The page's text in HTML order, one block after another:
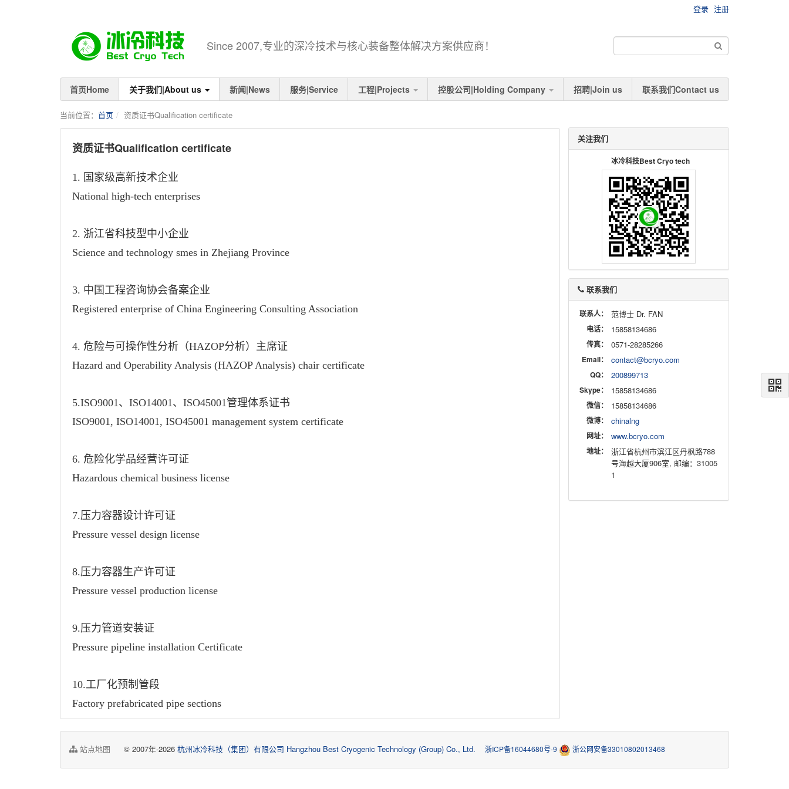
登录 注册
Since 2007,专业的深冷技术与核心装备整体解决方案供应商！
首页Home 关于我们|About us 新闻|News 服务|Service 工程|Projects 控股公司|Holding Company 招聘|Join us 联系我们Contact us
当前位置： 首页 资质证书Qualification certificate
资质证书Qualification certificate
1. 国家级高新技术企业
National high-tech enterprises
2. 浙江省科技型中小企业
Science and technology smes in Zhejiang Province
3. 中国工程咨询协会备案企业
Registered enterprise of China Engineering Consulting Association
4. 危险与可操作性分析（HAZOP分析）主席证
Hazard and Operability Analysis (HAZOP Analysis) chair certificate
5.ISO9001、ISO14001、ISO45001管理体系证书
ISO9001, ISO14001, ISO45001 management system certificate
6. 危险化学品经营许可证
Hazardous chemical business license
7.压力容器设计许可证
Pressure vessel design license
8.压力容器生产许可证
Pressure vessel production license
9.压力管道安装证
Pressure pipeline installation Certificate
10.工厂化预制管段
Factory prefabricated pipe sections
关注我们
冰冷科技Best Cryo tech
联系我们
联系人： 范博士 Dr. FAN
电话： 15858134686
传真： 0571-28285266
Email： contact@bcryo.com
QQ： 200899713
Skype： 15858134686
微信： 15858134686
微博： chinalng
网址： www.bcryo.com
地址：
浙江省杭州市滨江区丹枫路788
号海越大厦906室, 邮编：31005
1
站点地图 © 2007年-2026 杭州冰冷科技（集团）有限公司 Hangzhou Best Cryogenic Technology (Group) Co., Ltd. 浙ICP备16044680号-9 浙公网安备33010802013468